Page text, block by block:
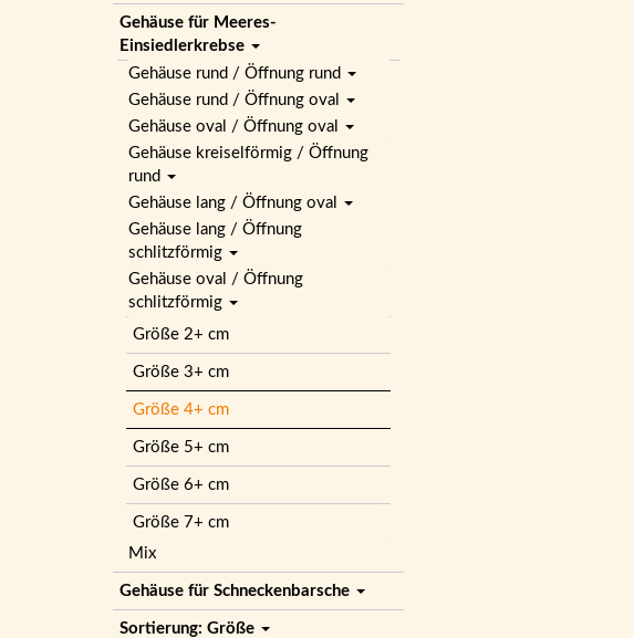
Gehäuse für Meeres-
Einsiedlerkrebse
Gehäuse rund / Öffnung rund
Gehäuse rund / Öffnung oval
Gehäuse oval / Öffnung oval
Gehäuse kreiselförmig / Öffnung
rund
Gehäuse lang / Öffnung oval
Gehäuse lang / Öffnung
schlitzförmig
Gehäuse oval / Öffnung
schlitzförmig
Größe 2+ cm
Größe 3+ cm
Größe 4+ cm
Größe 5+ cm
Größe 6+ cm
Größe 7+ cm
Mix
Gehäuse für Schneckenbarsche
Sortierung: Größe